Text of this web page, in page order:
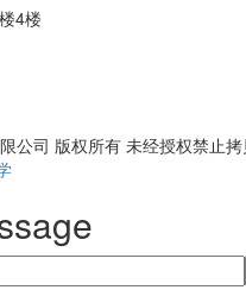
4楼
司 版权所有 未经授权禁止拷